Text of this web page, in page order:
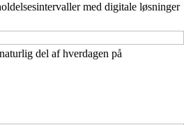
med digitale løsninger
del af hverdagen på